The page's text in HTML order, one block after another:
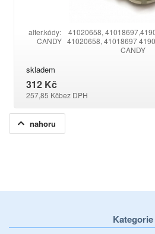
alter.kódy: 41020658,
CANDY 41020658, 41018697
CANDY
skladem
312 Kč
257,85 Kčbez DPH
nahoru
Kategorie